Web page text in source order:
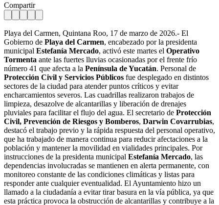
Compartir
Playa del Carmen, Quintana Roo, 17 de marzo de 2026.- El
Gobierno de Playa del Carmen, encabezado por la presidenta
municipal Estefanía Mercado, activó este martes el Operativo
Tormenta ante las fuertes lluvias ocasionadas por el frente frío
número 41 que afecta a la Península de Yucatán. Personal de
Protección Civil y Servicios Públicos fue desplegado en distintos
sectores de la ciudad para atender puntos críticos y evitar
encharcamientos severos. Las cuadrillas realizaron trabajos de
limpieza, desazolve de alcantarillas y liberación de drenajes
pluviales para facilitar el flujo del agua. El secretario de Protección
Civil, Prevención de Riesgos y Bomberos, Darwin Covarrubias,
destacó el trabajo previo y la rápida respuesta del personal operativo,
que ha trabajado de manera continua para reducir afectaciones a la
población y mantener la movilidad en vialidades principales. Por
instrucciones de la presidenta municipal Estefanía Mercado, las
dependencias involucradas se mantienen en alerta permanente, con
monitoreo constante de las condiciones climáticas y listas para
responder ante cualquier eventualidad. El Ayuntamiento hizo un
llamado a la ciudadanía a evitar tirar basura en la vía pública, ya que
esta práctica provoca la obstrucción de alcantarillas y contribuye a la